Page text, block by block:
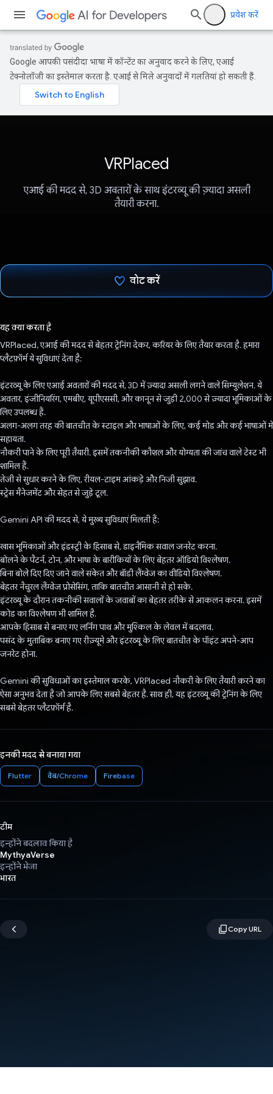
प्रवेश करें
Google आपकी पसंदीदा भाषा में कॉन्टेंट का अनुवाद करने के लिए, एआई
टेक्नोलॉजी का इस्तेमाल करता है. एआई से मिले अनुवादों में गलतियां हो सकती हैं.
VRPlaced
एआई की मदद से, 3D अवतारों के साथ इंटरव्यू की ज़्यादा असली
तैयारी करना.
वोट करें
यह क्या करता है
VRPlaced, एआई की मदद से बेहतर ट्रेनिंग देकर, करियर के लिए तैयार करता है. हमारा
प्लैटफ़ॉर्म ये सुविधाएं देता है:
इंटरव्यू के लिए एआई अवतारों की मदद से, 3D में ज़्यादा असली लगने वाले सिम्युलेशन. ये
अवतार, इंजीनियरिंग, एमबीए, यूपीएससी, और कानून से जुड़ी 2,000 से ज़्यादा भूमिकाओं के
लिए उपलब्ध हैं.
अलग-अलग तरह की बातचीत के स्टाइल और भाषाओं के लिए, कई मोड और कई भाषाओं में
सहायता.
नौकरी पाने के लिए पूरी तैयारी. इसमें तकनीकी कौशल और योग्यता की जांच वाले टेस्ट भी
शामिल हैं.
तेजी से सुधार करने के लिए, रीयल-टाइम आंकड़े और निजी सुझाव.
स्ट्रेस मैनेजमेंट और सेहत से जुड़े टूल.
Gemini API की मदद से, ये मुख्य सुविधाएं मिलती हैं:
खास भूमिकाओं और इंडस्ट्री के हिसाब से, डाइनैमिक सवाल जनरेट करना.
बोलने के पैटर्न, टोन, और भाषा के बारीकियों के लिए बेहतर ऑडियो विश्लेषण.
बिना बोले दिए दिए जाने वाले संकेत और बॉडी लैंग्वेज का वीडियो विश्लेषण.
बेहतर नैचुरल लैंग्वेज प्रोसेसिंग, ताकि बातचीत आसानी से हो सके.
इंटरव्यू के दौरान तकनीकी सवालों के जवाबों का बेहतर तरीके से आकलन करना. इसमें
कोड का विश्लेषण भी शामिल है.
आपके हिसाब से बनाए गए लर्निंग पाथ और मुश्किल के लेवल में बदलाव.
पसंद के मुताबिक बनाए गए रीज़्यूमे और इंटरव्यू के लिए बातचीत के पॉइंट अपने-आप
जनरेट होना.
Gemini की सुविधाओं का इस्तेमाल करके, VRPlaced नौकरी के लिए तैयारी करने का
ऐसा अनुभव देता है जो आपके लिए सबसे बेहतर है. साथ ही, यह इंटरव्यू की ट्रेनिंग के लिए
सबसे बेहतर प्लैटफ़ॉर्म है.
इनकी मदद से बनाया गया
Flutter वेब/Chrome Firebase
टीम
इन्होंने बदलाव किया है
MythyaVerse
इन्होंने भेजा
भारत